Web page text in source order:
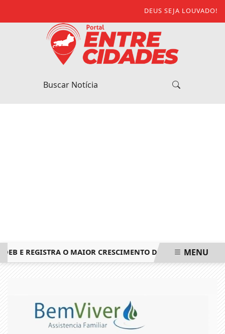
DEUS SEJA LOUVADO!
REGISTRA O MAIOR CRESCIMENTO DO ESTADO DO RIO DE
MENU